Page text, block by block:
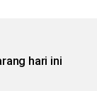
hari ini